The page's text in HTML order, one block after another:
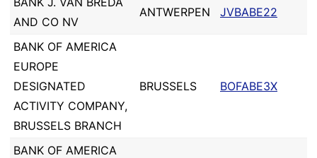
AND CO NV
ANTWERPEN JVBABE22
BANK OF AMERICA
EUROPE
DESIGNATED
ACTIVITY COMPANY,
BRUSSELS BRANCH
BRUSSELS BOFABE3X
BANK OF AMERICA